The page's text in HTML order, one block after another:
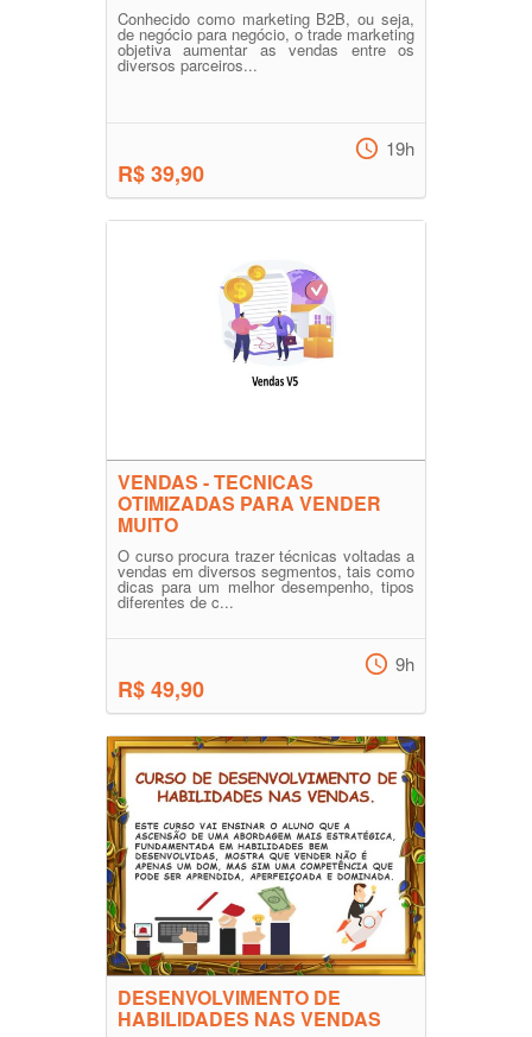
Conhecido como marketing B2B, ou seja,
de negócio para negócio, o trade marketing
objetiva aumentar as vendas entre os
diversos parceiros...
R$ 39,90
19h
VENDAS - TECNICAS
OTIMIZADAS PARA VENDER
MUITO
O curso procura trazer técnicas voltadas a
vendas em diversos segmentos, tais como
dicas para um melhor desempenho, tipos
diferentes de c...
R$ 49,90
9h
DESENVOLVIMENTO DE
HABILIDADES NAS VENDAS